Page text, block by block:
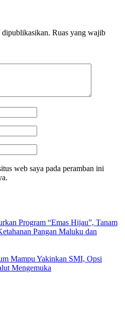
Ruas yang wajib
web saya pada peramban ini
Program “Emas Hijau”, Tanam
Pangan Maluku dan
Mampu Yakinkan SMI, Opsi
Mengemuka